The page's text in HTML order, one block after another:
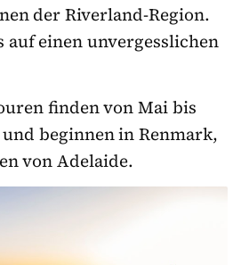
der Riverland-Region.
auf einen unvergesslichen
finden von Mai bis
beginnen in Renmark,
von Adelaide.